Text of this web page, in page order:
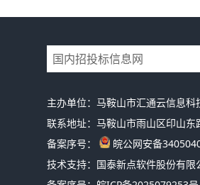
国内招投标信息网
主办单位：马鞍山市汇通云信息科
联系地址：马鞍山市雨山区印山
备案序号：
皖公网安备
技术支持：国泰新点软件股份有限